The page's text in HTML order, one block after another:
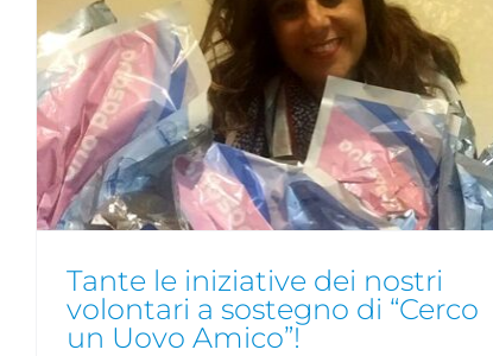
Tante le iniziative dei nostri
volontari a sostegno di “Cerco
un Uovo Amico”!
I nostri meravigliosi
salveranno la Pasqua!
NEWS